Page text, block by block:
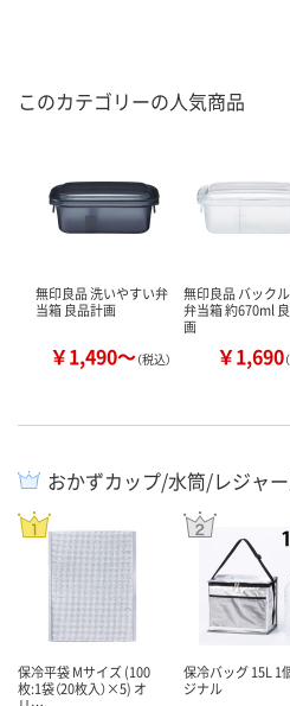
このカテゴリーの人気商品
無印良品 洗いやすい弁
当箱 良品計画
￥1,490～（税込）
無印良品 バック
弁当箱 約670ml
画
￥1,690
おかずカップ/水筒/レジャ
保冷平袋 Mサイズ (100
枚:1袋（20枚入）×5) オ
保冷バッグ 15L 1
ジナル